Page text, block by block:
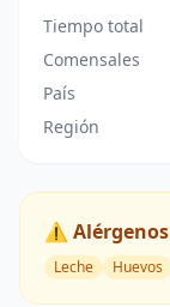
Tiempo total
Comensales
País
Región
⚠️ Alérgenos
Leche Huevos